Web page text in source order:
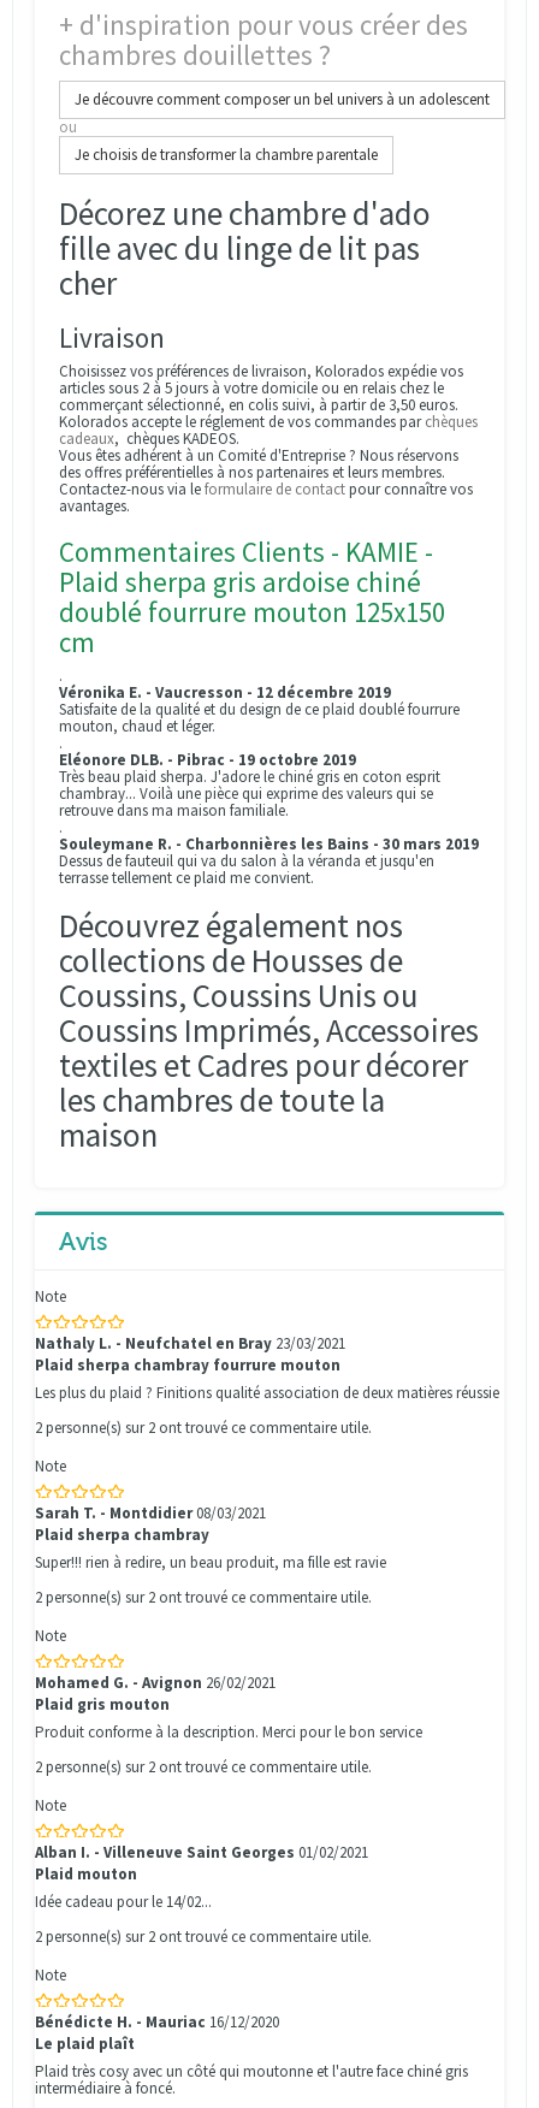
+ d'inspiration pour vous créer des
chambres douillettes ?
Je découvre comment composer un bel univers à un adolescent
ou
Je choisis de transformer la chambre parentale
Décorez une chambre d'ado
fille avec du linge de lit pas
cher
Livraison
Choisissez vos préférences de livraison, Kolorados expédie vos
articles sous 2 à 5 jours à votre domicile ou en relais chez le
commerçant sélectionné, en colis suivi, à partir de 3,50 euros.
Kolorados accepte le réglement de vos commandes parchèques
cadeaux, chèques KADEOS.
Vous êtes adhérent à un Comité d'Entreprise ? Nous réservons
des offres préférentielles à nos partenaires et leurs membres.
Contactez-nous via leformulaire de contactpour connaître vos
avantages.
Commentaires Clients - KAMIE -
Plaid sherpa gris ardoise chiné
doublé fourrure mouton 125x150
cm
.
Véronika E. - Vaucresson - 12 décembre 2019
Satisfaite de la qualité et du design de ce plaid doublé fourrure
mouton, chaud et léger.
.
Eléonore DLB. - Pibrac - 19 octobre 2019
Très beau plaid sherpa. J'adore le chiné gris en coton esprit
chambray... Voilà une pièce qui exprime des valeurs qui se
retrouve dans ma maison familiale.
.
Souleymane R. - Charbonnières les Bains - 30 mars 2019
Dessus de fauteuil qui va du salon à la véranda et jusqu'en
terrasse tellement ce plaid me convient.
Découvrez également nos
collections de Housses de
Coussins, Coussins Unis ou
Coussins Imprimés, Accessoires
textiles et Cadres pour décorer
les chambres de toute la
maison
Avis
Note
Nathaly L. - Neufchatel en Bray 23/03/2021
Plaid sherpa chambray fourrure mouton
Les plus du plaid ? Finitions qualité association de deux matières réussie
2 personne(s) sur 2 ont trouvé ce commentaire utile.
Note
Sarah T. - Montdidier08/03/2021
Plaid sherpa chambray
Super!!! rien à redire, un beau produit, ma fille est ravie
2 personne(s) sur 2 ont trouvé ce commentaire utile.
Note
Mohamed G. - Avignon 26/02/2021
Plaid gris mouton
Produit conforme à la description. Merci pour le bon service
2 personne(s) sur 2 ont trouvé ce commentaire utile.
Note
Alban I. - Villeneuve Saint Georges 01/02/2021
Plaid mouton
Idée cadeau pour le 14/02...
2 personne(s) sur 2 ont trouvé ce commentaire utile.
Note
Bénédicte H. - Mauriac 16/12/2020
Le plaid plaît
Plaid très cosy avec un côté qui moutonne et l'autre face chiné gris
intermédiaire à foncé.